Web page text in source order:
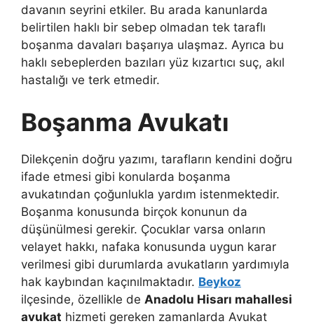
davanın seyrini etkiler. Bu arada kanunlarda
belirtilen haklı bir sebep olmadan tek taraflı
boşanma davaları başarıya ulaşmaz. Ayrıca bu
haklı sebeplerden bazıları yüz kızartıcı suç, akıl
hastalığı ve terk etmedir.
Boşanma Avukatı
Dilekçenin doğru yazımı, tarafların kendini doğru
ifade etmesi gibi konularda boşanma
avukatından çoğunlukla yardım istenmektedir.
Boşanma konusunda birçok konunun da
düşünülmesi gerekir. Çocuklar varsa onların
velayet hakkı, nafaka konusunda uygun karar
verilmesi gibi durumlarda avukatların yardımıyla
hak kaybından kaçınılmaktadır. Beykoz
ilçesinde, özellikle de Anadolu Hisarı mahallesi
avukat hizmeti gereken zamanlarda Avukat